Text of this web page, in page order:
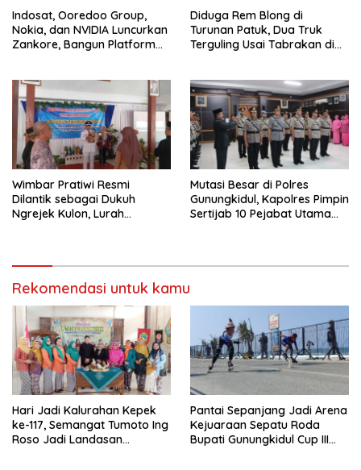
Indosat, Ooredoo Group,
Nokia, dan NVIDIA Luncurkan
Zankore, Bangun Platform
Diduga Rem Blong di
Turunan Patuk, Dua Truk
Terguling Usai Tabrakan di
Wimbar Pratiwi Resmi
Dilantik sebagai Dukuh
Ngrejek Kulon, Lurah
Mutasi Besar di Polres
Gunungkidul, Kapolres Pimpin
Sertijab 10 Pejabat Utama
Rekomendasi untuk kamu
Hari Jadi Kalurahan Kepek
ke-117, Semangat Tumoto Ing
Roso Jadi Landasan
Pantai Sepanjang Jadi Arena
Kejuaraan Sepatu Roda
Bupati Gunungkidul Cup III